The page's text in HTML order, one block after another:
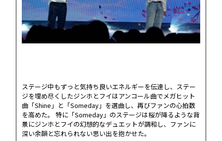
ステージ中もずっと気持ち良いエネルギーを伝達し、ステー
ジを埋め尽くしたジンホとフイはアンコール曲でメガヒット
曲「Shine」と「Someday」を選曲し、再びファンの心拍数
を高めた。 特に「Someday」のステージは桜が降るような背
景にジンホとフイの幻想的なデュエットが調和し、ファンに
深い余韻と忘れられない思い出を抱かせた。